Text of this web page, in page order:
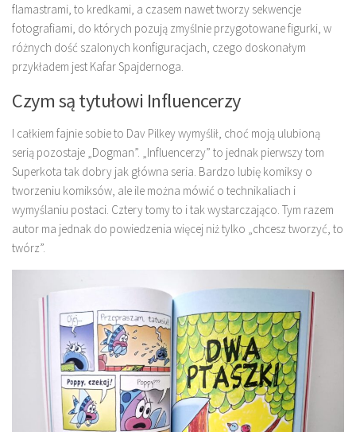
flamastrami, to kredkami, a czasem nawet tworzy sekwencje
fotografiami, do których pozują zmyślnie przygotowane figurki, w
różnych dość szalonych konfiguracjach, czego doskonałym
przykładem jest Kafar Spajdernoga.
Czym są tytułowi Influencerzy
I całkiem fajnie sobie to Dav Pilkey wymyślił, choć moją ulubioną
serią pozostaje „Dogman”. „Influencerzy” to jednak pierwszy tom
Superkota tak dobry jak główna seria. Bardzo lubię komiksy o
tworzeniu komiksów, ale ile można mówić o technikaliach i
wymyślaniu postaci. Cztery tomy to i tak wystarczająco. Tym razem
autor ma jednak do powiedzenia więcej niż tylko „chcesz tworzyć, to
twórz”.